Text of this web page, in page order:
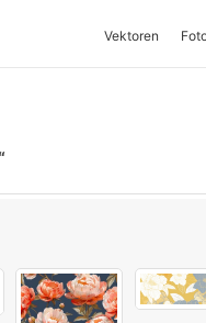
Vektoren